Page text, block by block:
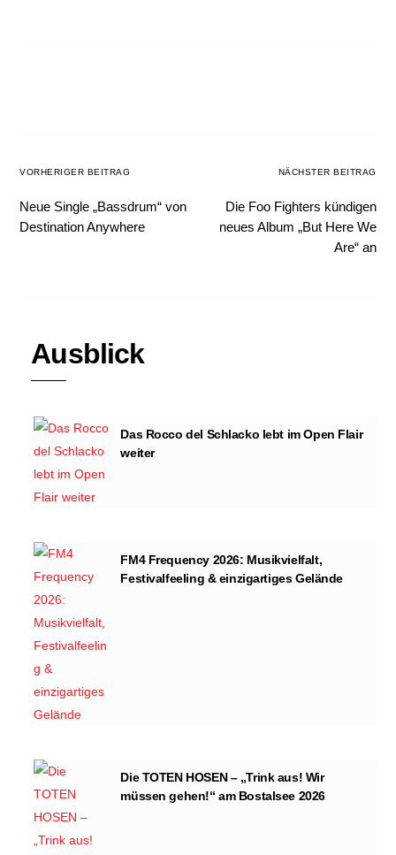
VORHERIGER BEITRAG
Neue Single „Bassdrum“ von
Destination Anywhere
NÄCHSTER BEITRAG
Die Foo Fighters kündigen
neues Album „But Here We
Are“ an
Ausblick
Das Rocco del Schlacko lebt im Open Flair
weiter
FM4 Frequency 2026: Musikvielfalt,
Festivalfeeling & einzigartiges Gelände
Die TOTEN HOSEN – „Trink aus! Wir
müssen gehen!“ am Bostalsee 2026